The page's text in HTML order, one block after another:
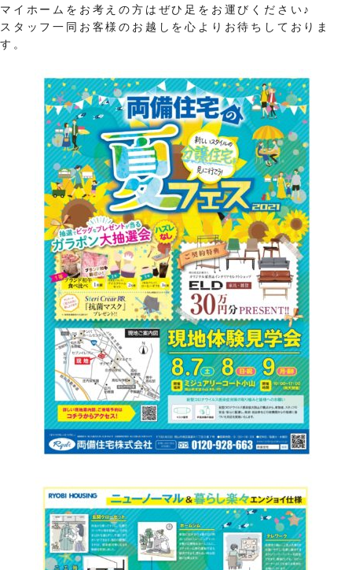
マイホームをお考えの方はぜひ足をお運びください♪
スタッフ一同お客様のお越しを心よりお待ちしておりま
す。